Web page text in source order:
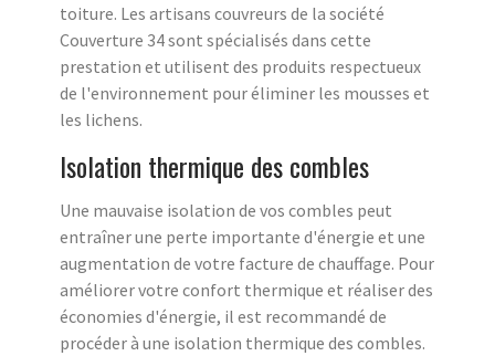
toiture. Les artisans couvreurs de la société
Couverture 34 sont spécialisés dans cette
prestation et utilisent des produits respectueux
de l'environnement pour éliminer les mousses et
les lichens.
Isolation thermique des combles
Une mauvaise isolation de vos combles peut
entraîner une perte importante d'énergie et une
augmentation de votre facture de chauffage. Pour
améliorer votre confort thermique et réaliser des
économies d'énergie, il est recommandé de
procéder à une isolation thermique des combles.